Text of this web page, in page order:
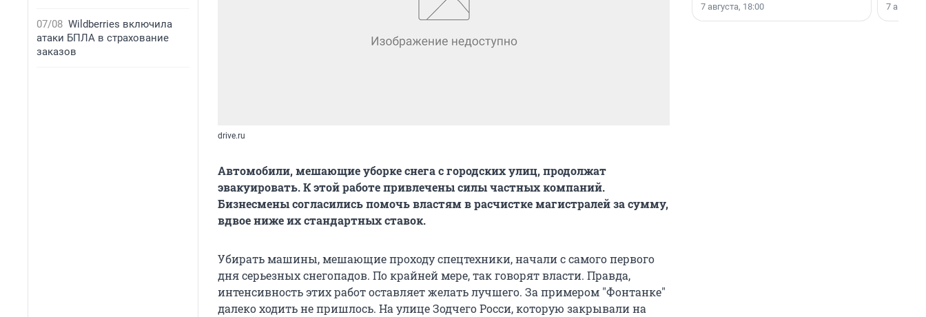
07/08 Wildberries включила
атаки БПЛА в страхование
заказов
drive.ru
Автомобили, мешающие уборке снега с городских улиц, продолжат
эвакуировать. К этой работе привлечены силы частных компаний.
Бизнесмены согласились помочь властям в расчистке магистралей за сумму,
вдвое ниже их стандартных ставок.
Убирать машины, мешающие проходу спецтехники, начали с самого первого
дня серьезных снегопадов. По крайней мере, так говорят власти. Правда,
интенсивность этих работ оставляет желать лучшего. За примером "Фонтанке"
далеко ходить не пришлось. На улице Зодчего Росси, которую закрывали на
7 августа, 18:00 7